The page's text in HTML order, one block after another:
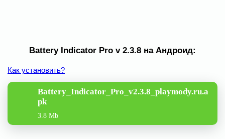
Battery Indicator Pro v 2.3.8 на Андроид:
Как установить?
Battery_Indicator_Pro_v2.3.8_playmody.ru.a
pk
3.8 Mb